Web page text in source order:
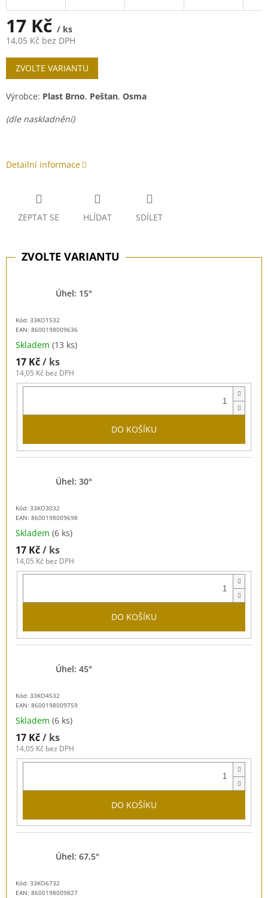
17 Kč / ks
14,05 Kč bez DPH
Měrná
cena:
ZVOLTE VARIANTU
Výrobce: Plast Brno, Peštan, Osma
(dle naskladnění)
Detailní informace
ZEPTAT SE HLÍDAT SDÍLET
Kód: 33KO1532
EAN: 8600198009636
Úhel: 15°
Skladem (13 ks)
17 Kč/ ks
14,05 Kč bez DPH
DO KOŠÍKU
Kód: 33KO3032
EAN: 8600198009698
Úhel: 30°
Skladem (6 ks)
17 Kč/ ks
14,05 Kč bez DPH
DO KOŠÍKU
Kód: 33KO4532
EAN: 8600198009759
Úhel: 45°
Skladem (6 ks)
17 Kč/ ks
14,05 Kč bez DPH
DO KOŠÍKU
Kód: 33KO6732
EAN: 8600198009827
Úhel: 67,5°